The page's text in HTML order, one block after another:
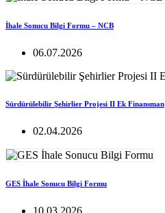
İhale Sonucu Bilgi Formu – NCB
06.07.2026
Sürdürülebilir Şehirlier Projesi II Ek Finansman
02.04.2026
GES İhale Sonucu Bilgi Formu
10.03.2026